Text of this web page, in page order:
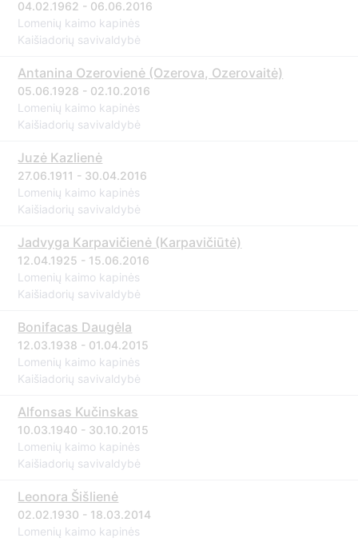
04.02.1962 - 06.06.2016
Lomenių kaimo kapinės
Kaišiadorių savivaldybė
Antanina Ozerovienė (Ozerova, Ozerovaitė)
05.06.1928 - 02.10.2016
Lomenių kaimo kapinės
Kaišiadorių savivaldybė
Juzė Kazlienė
27.06.1911 - 30.04.2016
Lomenių kaimo kapinės
Kaišiadorių savivaldybė
Jadvyga Karpavičienė (Karpavičiūtė)
12.04.1925 - 15.06.2016
Lomenių kaimo kapinės
Kaišiadorių savivaldybė
Bonifacas Daugėla
12.03.1938 - 01.04.2015
Lomenių kaimo kapinės
Kaišiadorių savivaldybė
Alfonsas Kučinskas
10.03.1940 - 30.10.2015
Lomenių kaimo kapinės
Kaišiadorių savivaldybė
Leonora Šišlienė
02.02.1930 - 18.03.2014
Lomenių kaimo kapinės